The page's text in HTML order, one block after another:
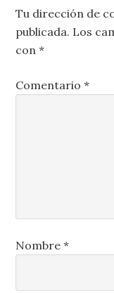
Tu dirección de
publicada. Los
con*
Comentario*
Nombre*